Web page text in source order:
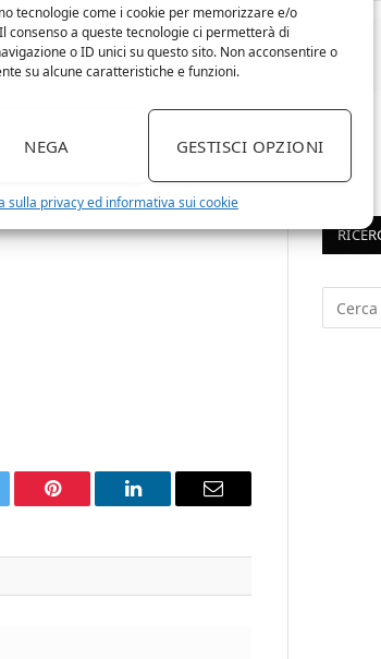
tecnologie come i cookie per memorizzare e/o
a queste tecnologie ci permetterà di
o ID unici su questo sito. Non acconsentire o
su alcune caratteristiche e funzioni.
NEGA GESTISCI OPZIONI
sulla privacy ed informativa sui cookie
di un talento fuori dal
Pinterest LinkedIn Email